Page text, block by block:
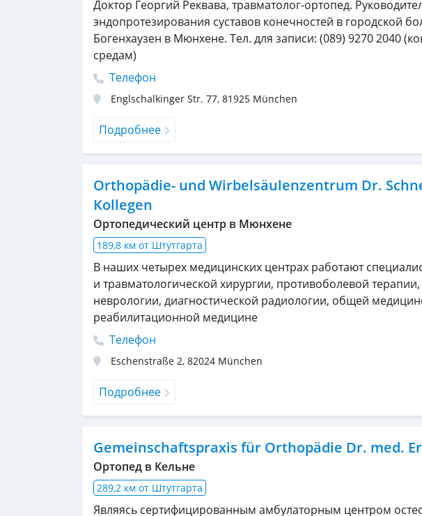
Доктор Георгий Реквава, травматолог-ортопед.
эндопротезирования суставов конечностей в городской
Богенхаузен в Мюнхене. Тел. для записи: (089) 9270 2040
средам)
Телефон
Englschalkinger Str. 77, 81925 München
Подробнее
Orthopädie- und Wirbelsäulenzentrum Dr.
Kollegen
Ортопедический центр в Мюнхене
189,8 км от Штутгарта
В наших четырех медицинских центрах работают
и травматологической хирургии, противоболевой
неврологии, диагностической радиологии, общей
реабилитационной медицине
Телефон
Eschenstraße 2, 82024 München
Подробнее
Gemeinschaftspraxis für Orthopädie Dr. med.
Ортопед в Кельне
289,2 км от Штутгарта
Являясь сертифицированным амбулаторным центром